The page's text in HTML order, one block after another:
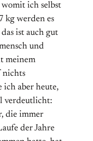
ich selbst
kg werden es
ist auch gut
und
meinem
nichts
ich aber heute,
verdeutlicht:
die immer
der Jahre